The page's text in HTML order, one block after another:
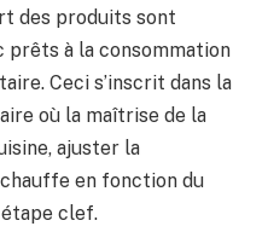
des produits sont
prêts à la consommation
Ceci s’inscrit dans la
où la maîtrise de la
ajuster la
en fonction du
clef.